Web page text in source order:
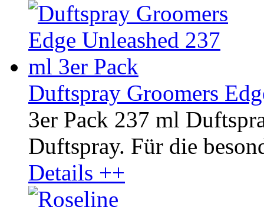
Duftspray Groomers
3er Pack 237 ml
Duftspray. Für die
Details ++